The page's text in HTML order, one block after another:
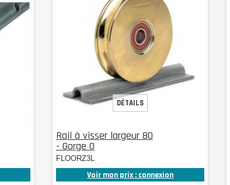
Rail à visser largeur 80
- Gorge O
FLOORZ3L
Voir mon prix : connexion
DÉTAILS